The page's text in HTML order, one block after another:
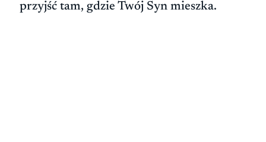
przyjść tam, gdzie Twój Syn mieszka.